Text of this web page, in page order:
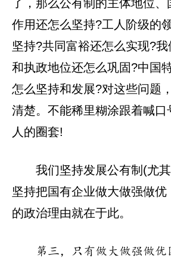
了，那么公有制的主体地位、
作用还怎么坚持?工人阶级的
坚持?共同富裕还怎么实现?
和执政地位还怎么巩固?中国
怎么坚持和发展?对这些问题
清楚。不能稀里糊涂跟着喊口
人的圈套!
我们坚持发展公有制(尤
坚持把国有企业做大做强做
的政治理由就在于此。
第三，只有做大做强做优